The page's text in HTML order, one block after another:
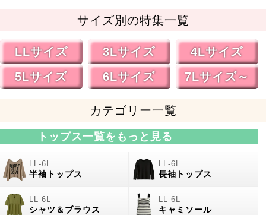
サイズ別の特集一覧
LLサイズ 3Lサイズ
4Lサイズ
5Lサイズ
6Lサイズ 7Lサイズ～
カテゴリー一覧
トップス一覧をもっと見る
半袖トップス 長袖トップス
シャツ＆ブラウス キャミソール